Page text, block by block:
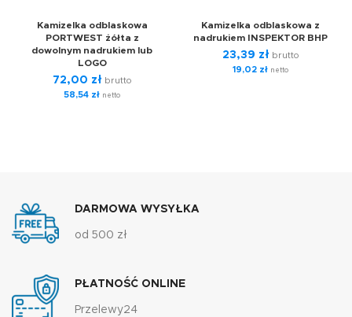
Kamizelka odblaskowa
PORTWEST żółta z
dowolnym nadrukiem lub
LOGO
72,00 zł brutto
58,54 zł netto
Kamizelka odblaskowa z
nadrukiem INSPEKTOR BHP
23,39 zł brutto
19,02 złnetto
DARMOWA WYSYŁKA
od 500 zł
PŁATNOŚĆ ONLINE
Przelewy24